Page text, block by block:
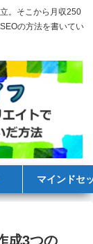
。そこから月収250
の方法を書いてい
マインドセ
成3つの